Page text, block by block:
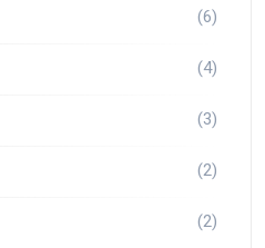
(6)
(4)
(3)
(2)
(2)